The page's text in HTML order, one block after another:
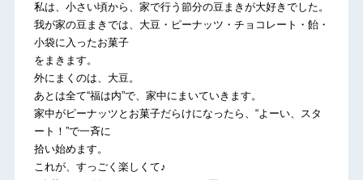
私は、小さい頃から、家で行う節分の豆まきが大好きでした。
我が家の豆まきでは、大豆・ピーナッツ・チョコレート・飴・
小袋に入ったお菓子
をまきます。
外にまくのは、大豆。
あとは全て“福は内”で、家中にまいていきます。
家中がピーナッツとお菓子だらけになったら、“よーい、スタ
ート！”で一斉に
拾い始めます。
これが、すっごく楽しくて♪